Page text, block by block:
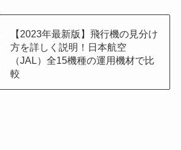
【2023年最新版】飛行機の見分け
方を詳しく説明！日本航空
（JAL）全15機種の運用機材で比
較